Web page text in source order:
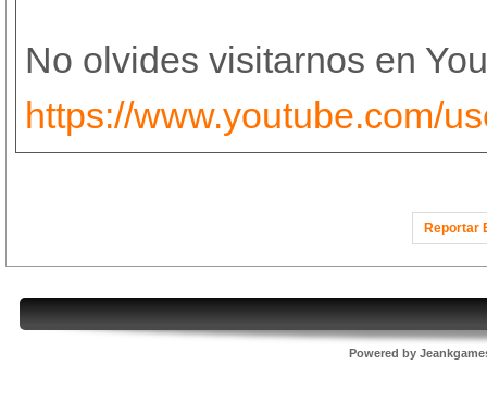
No olvides visitarnos en
https://www.youtube.com/
Reportar
Powered by